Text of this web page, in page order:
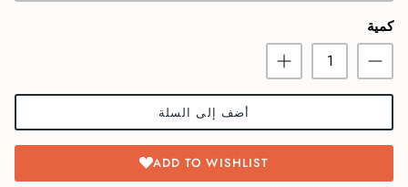
كمية
أضف إلى السلة
ADD TO WISHLIST